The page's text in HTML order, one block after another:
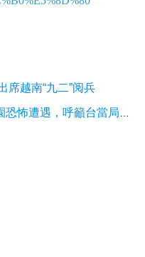
席越南“九二”阅兵
遇，呼籲台當局營救受害者